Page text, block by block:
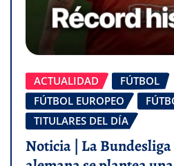
ACTUALIDAD
FÚTBOL
FÚTBOL EUROPEO
TITULARES DEL DÍA
Noticia | La